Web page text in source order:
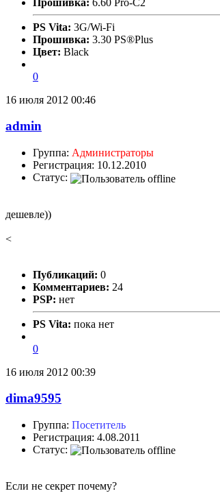
PS Vita: 3G/Wi-Fi
Прошивка: 3.30 PS®Plus
Цвет: Black
0
16 июля 2012 00:46
admin
Группа: Администраторы
Регистрация: 10.12.2010
Статус:
дешевле))
<
Публикаций: 0
Комментариев: 24
PSP: нет
PS Vita: пока нет
0
16 июля 2012 00:39
dima9595
Группа: Посетитель
Регистрация: 4.08.2011
Статус:
Если не секрет почему?